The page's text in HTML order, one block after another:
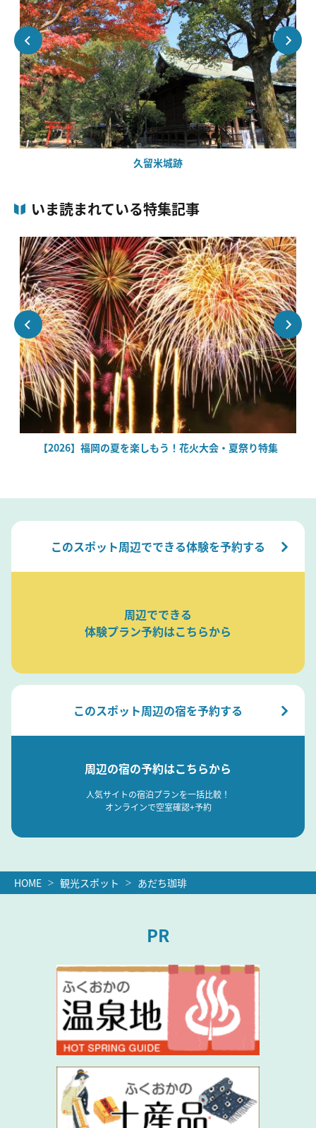
久留米城跡
いま読まれている特集記事
【2026】福岡の夏を楽しもう！花火大会・夏祭り特集
このスポット周辺でできる体験を予約する
周辺でできる
体験プラン予約はこちらから
このスポット周辺の宿を予約する
周辺の宿の予約はこちらから
人気サイトの宿泊プランを一括比較！
オンラインで空室確認+予約
HOME 観光スポット あだち珈琲
PR